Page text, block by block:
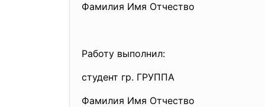
Фамилия Имя Отчество
Работу выполнил:
студент гр. ГРУППА
Фамилия Имя Отчество